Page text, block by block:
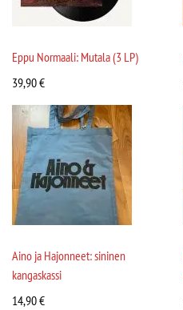
Eppu Normaali: Mutala (3 LP)
39,90€
Aino ja Hajonneet: sininen
kangaskassi
14,90€